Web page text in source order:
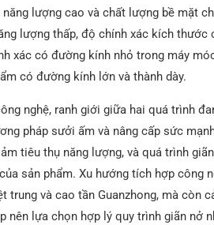
lượng cao và chất lượng bề mặt
lượng thấp, độ chính xác kích
xác có đường kính nhỏ trong máy
có đường kính lớn và thành dày.
nghệ, ranh giới giữa hai quá trình
pháp sưởi ấm và nâng cấp sức
tiêu thụ năng lượng, và quá trình
sản phẩm. Xu hướng tích hợp công
trung và cao tần Guanzhong, mà còn
nên lựa chọn hợp lý quy trình giãn nở